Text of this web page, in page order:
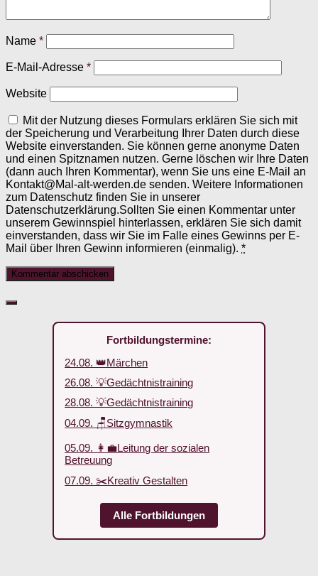
Name *
E-Mail-Adresse *
Website
Mit der Nutzung dieses Formulars erklären Sie sich mit
der Speicherung und Verarbeitung Ihrer Daten durch diese
Website einverstanden. Sie können gerne anonyme Daten
und einen Spitznamen nutzen. Gerne löschen wir Ihre Daten
(dann auch Ihren Kommentar), wenn Sie uns eine E-Mail an
Kontakt@Mal-alt-werden.de senden. Weitere Informationen
zum Datenschutz finden Sie in unserer
Datenschutzerklärung.Sollten Sie einen Kommentar unter
unserem Gewinnspiel hinterlassen, erklären Sie sich damit
einverstanden, dass wir Sie im Falle eines Gewinns per E-
Mail über Ihren Gewinn informieren (einmalig). *
Fortbildungstermine:
24.08. 👑Märchen
26.08. 💡Gedächtnistraining
28.08. 💡Gedächtnistraining
04.09. 🪑Sitzgymnastik
05.09. 👩‍💼Leitung der sozialen
Betreuung
07.09. ✂️Kreativ Gestalten
Alle Fortbildungen